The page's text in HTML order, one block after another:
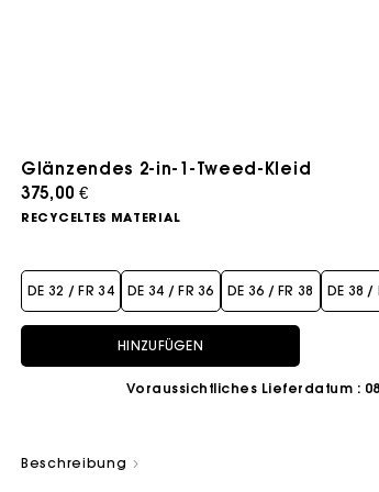
Bio-Baumwolle
Glänzendes 2-in-1-Tweed-Kleid
375,00 €
RECYCELTES MATERIAL
DE 32 / FR 34 DE 34 / FR 36 DE 36 / FR 38 DE 38 /
HINZUFÜGEN
Voraussichtliches Lieferdatum :
Beschreibung